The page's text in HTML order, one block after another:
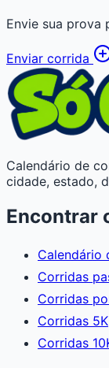
Envie sua prova
Enviar corrida
Calendário de
cidade, estado,
Encontrar
Calendário
Corridas
Corridas
Corridas 5K
Corridas